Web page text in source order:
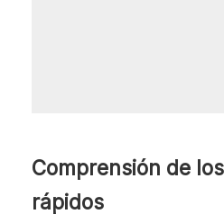
Comprensión de
rápidos